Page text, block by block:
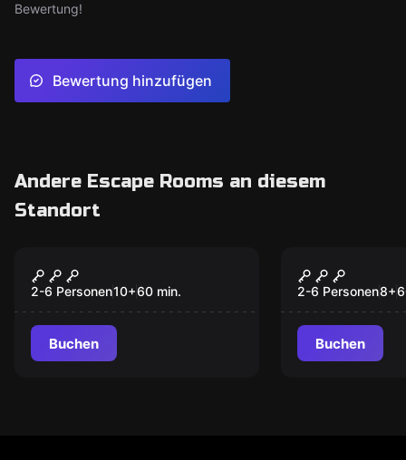
Bewertung!
Bewertung hinzufügen
Andere Escape Rooms an diesem
Standort
Houdini
2-6 Personen10+60 min.
Buchen
Circus
2-6 Personen8+
Buchen